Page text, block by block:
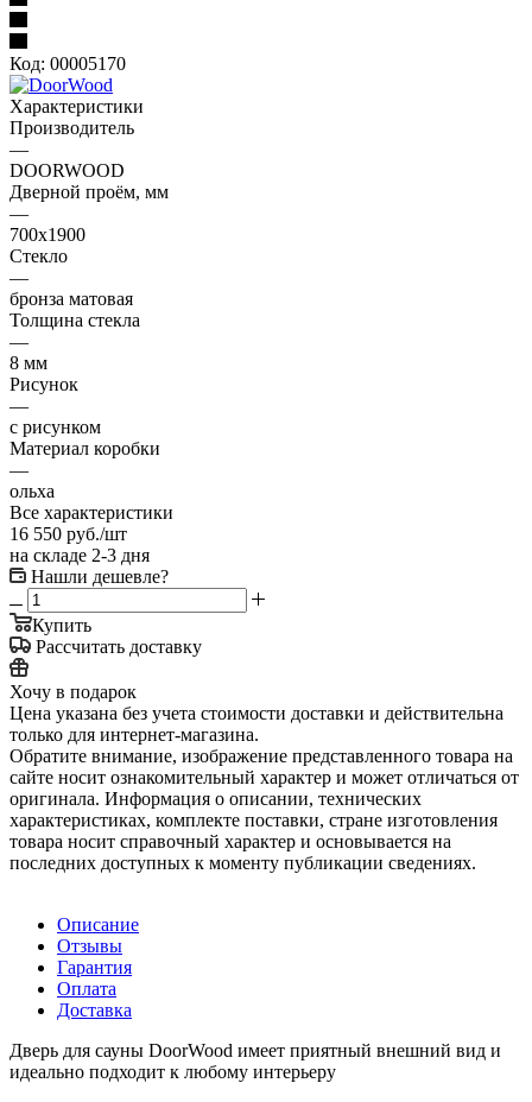
Код: 00005170
Характеристики
Производитель
—
DOORWOOD
Дверной проём, мм
—
700х1900
Стекло
—
бронза матовая
Толщина стекла
—
8 мм
Рисунок
—
с рисунком
Материал коробки
—
ольха
Все характеристики
16 550 руб./шт
на складе 2-3 дня
Нашли дешевле?
Купить
Рассчитать доставку
Хочу в подарок
Цена указана без учета стоимости доставки и действительна
только для интернет-магазина.
Обратите внимание, изображение представленного товара на
сайте носит ознакомительный характер и может отличаться от
оригинала. Информация о описании, технических
характеристиках, комплекте поставки, стране изготовления
товара носит справочный характер и основывается на
последних доступных к моменту публикации сведениях.
Описание
Отзывы
Гарантия
Оплата
Доставка
Дверь для сауны DoorWood имеет приятный внешний вид и
идеально подходит к любому интерьеру